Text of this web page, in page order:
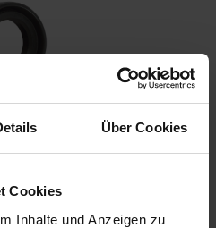
Über Cookies
Cookies
Inhalte und Anzeigen zu
time appr. 2-4 workdays within